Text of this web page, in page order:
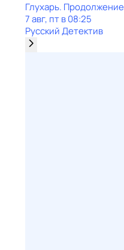
Глухарь. Продолжение
7 авг, пт в 08:25
Русский Детектив